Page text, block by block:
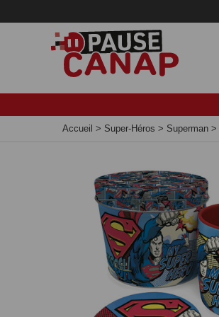
Accueil > Super-Héros > Superman >